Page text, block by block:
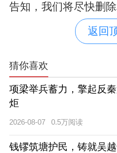
告知，我们将尽快删除
返回
猜你喜欢
项梁举兵蓄力，擎起反
炬
2026-08-07 0.5万阅读
钱镠筑塘护民，铸就吴